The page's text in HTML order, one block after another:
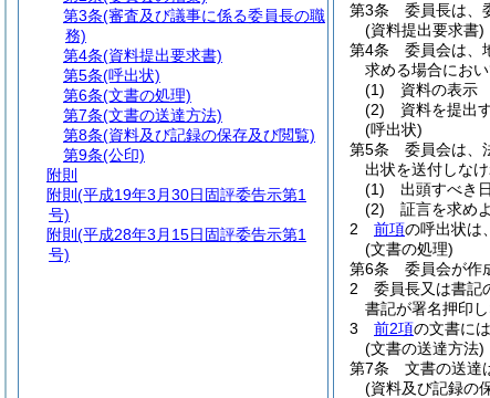
第3条
委員長は、
(資料提出要求書)
第4条
委員会は、
求める場合にお
(1)
資料の表示
(2)
資料を提出
(呼出状)
第5条
委員会は、
出状を送付しなけ
(1)
出頭すべき
(2)
証言を求め
2
前項の呼出状は
(文書の処理)
第6条
委員会が作
2
委員長又は書記
書記が署名押印
3
前2項の文書に
(文書の送達方法)
第7条
文書の送達
(資料及び記録の
第3条(審査及び議事に係る委員長の職
務)
第4条(資料提出要求書)
第5条(呼出状)
第6条(文書の処理)
第7条(文書の送達方法)
第8条(資料及び記録の保存及び閲覧)
第9条(公印)
附則
附則 (平成19年3月30日固評委告示第1
号)
附則 (平成28年3月15日固評委告示第1
号)